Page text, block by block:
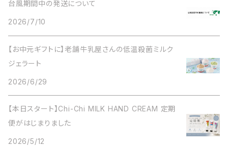
台風期間中の発送について
2026/7/10
【お中元ギフトに】老舗牛乳屋さんの低温殺菌ミルク
ジェラート
2026/6/29
【本日スタート】Chi-Chi MILK HAND CREAM 定期
便がはじまりました
2026/5/12